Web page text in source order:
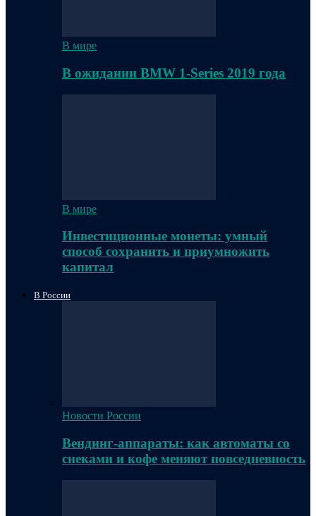
В мире
В ожидании BMW 1-Series 2019 года
В мире
Инвестиционные монеты: умный
способ сохранить и приумножить
капитал
В России
Новости России
Вендинг-аппараты: как автоматы со
снеками и кофе меняют повседневность